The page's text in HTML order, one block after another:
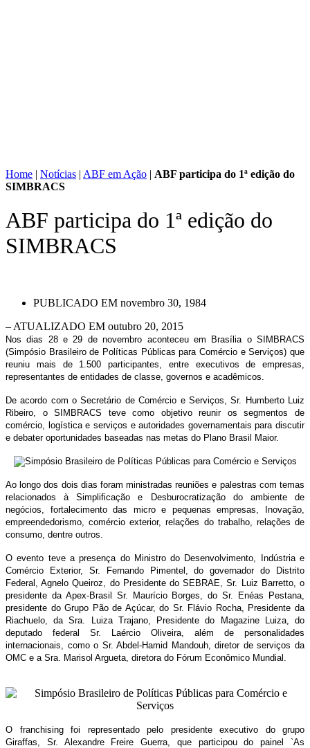
Home | Notícias | ABF em Ação | ABF participa do 1ª edição do
SIMBRACS
ABF participa do 1ª edição do
SIMBRACS
PUBLICADO EM novembro 30, 1984
– ATUALIZADO EM outubro 20, 2015
Nos dias 28 e 29 de novembro aconteceu em Brasília o SIMBRACS
(Simpósio Brasileiro de Políticas Públicas para Comércio e Serviços) que
reuniu mais de 1.500 participantes, entre executivos de empresas,
representantes de entidades de classe, governos e acadêmicos.
De acordo com o Secretário de Comércio e Serviços, Sr. Humberto Luiz
Ribeiro, o SIMBRACS teve como objetivo reunir os segmentos de
comércio, logística e serviços e autoridades governamentais para discutir
e debater oportunidades baseadas nas metas do Plano Brasil Maior.
Ao longo dos dois dias foram ministradas reuniões e palestras com temas
relacionados à Simplificação e Desburocratização do ambiente de
negócios, fortalecimento das micro e pequenas empresas, Inovação,
empreendedorismo, comércio exterior, relações do trabalho, relações de
consumo, dentre outros.
O evento teve a presença do Ministro do Desenvolvimento, Indústria e
Comércio Exterior, Sr. Fernando Pimentel, do governador do Distrito
Federal, Agnelo Queiroz, do Presidente do SEBRAE, Sr. Luiz Barretto, o
presidente da Apex-Brasil Sr. Maurício Borges, do Sr. Enéas Pestana,
presidente do Grupo Pão de Açúcar, do Sr. Flávio Rocha, Presidente da
Riachuelo, da Sra. Luiza Trajano, Presidente do Magazine Luiza, do
deputado federal Sr. Laércio Oliveira, além de personalidades
internacionais, como o Sr. Abdel-Hamid Mandouh, diretor de serviços da
OMC e a Sra. Marisol Argueta, diretora do Fórum Econômico Mundial.
O franchising foi representado pelo presidente executivo do grupo
Giraffas, Sr. Alexandre Freire Guerra, que participou do painel `As